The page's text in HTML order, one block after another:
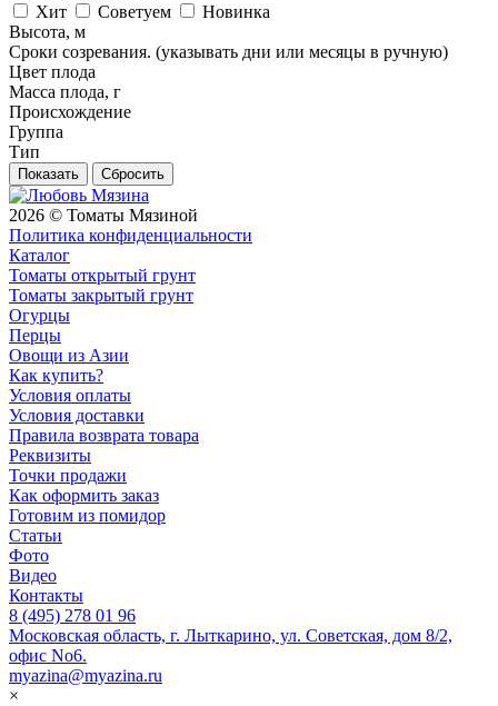
Хит
Советуем
Новинка
Высота, м
Cроки созревания. (указывать дни или месяцы в ручную)
Цвет плода
Масса плода, г
Происхождение
Группа
Тип
Сбросить
2026 © Томаты Мязиной
Политика конфиденциальности
Каталог
Томаты открытый грунт
Томаты закрытый грунт
Огурцы
Перцы
Овощи из Азии
Как купить?
Условия оплаты
Условия доставки
Правила возврата товара
Реквизиты
Точки продажи
Как оформить заказ
Готовим из помидор
Статьи
Фото
Видео
Контакты
8 (495) 278 01 96
Московская область, г. Лыткарино, ул. Советская, дом 8/2,
офис No6.
myazina@myazina.ru
×